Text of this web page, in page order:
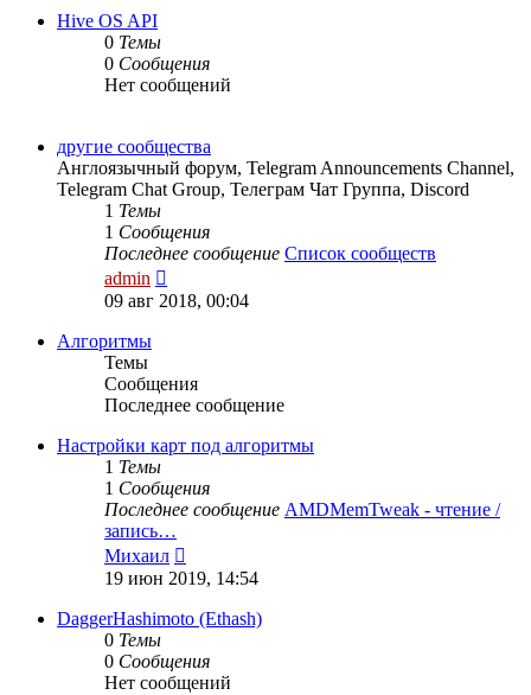
Hive OS API
0 Темы
0 Сообщения
Нет сообщений
другие сообщества
Англоязычный форум, Telegram Announcements Channel,
Telegram Chat Group, Телеграм Чат Группа, Discord
1 Темы
1 Сообщения
Последнее сообщение Список сообществ
admin
к
09 авг 2018, 00:04
Алгоритмы
Темы
Сообщения
Последнее сообщение
Настройки карт под алгоритмы
1 Темы
1 Сообщения
Последнее сообщение AMDMemTweak - чтение /
запись…
Михаил
к
сообщению
19 июн 2019, 14:54
DaggerHashimoto (Ethash)
0 Темы
0 Сообщения
Нет сообщений